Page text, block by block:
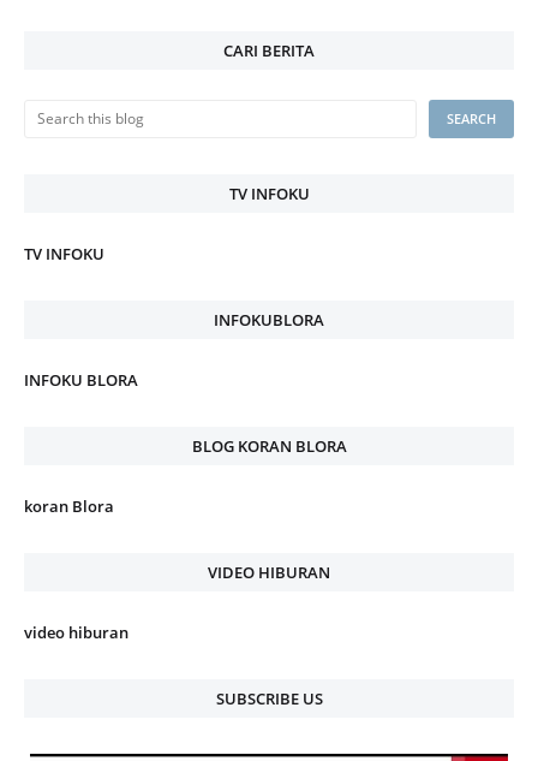
CARI BERITA
TV INFOKU
TV INFOKU
INFOKUBLORA
INFOKU BLORA
BLOG KORAN BLORA
koran Blora
VIDEO HIBURAN
video hiburan
SUBSCRIBE US